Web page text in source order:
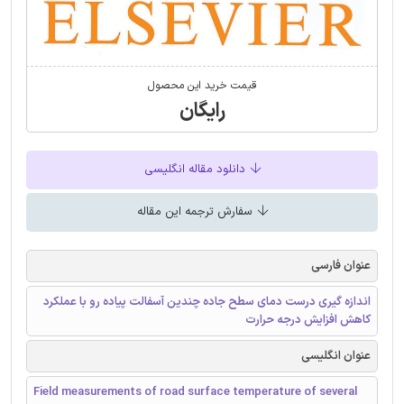
قیمت خرید این محصول
رایگان
دانلود مقاله انگلیسی
سفارش ترجمه این مقاله
عنوان فارسی
اندازه گیری درست دمای سطح جاده چندین آسفالت پیاده رو با عملکرد
کاهش افزایش درجه حرارت
عنوان انگلیسی
Field measurements of road surface temperature of several